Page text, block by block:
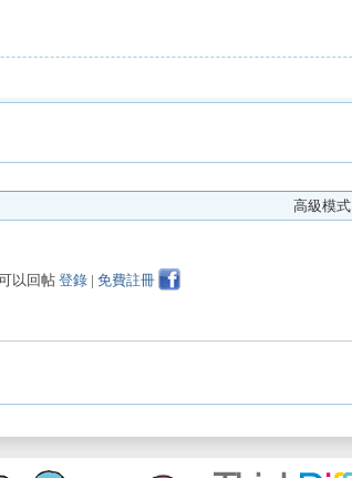
高級模式
以回帖 登錄| 免費註冊